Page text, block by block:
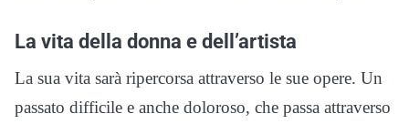
La vita della donna e dell’artista
La sua vita sarà ripercorsa attraverso le sue opere. Un
passato difficile e anche doloroso, che passa attraverso